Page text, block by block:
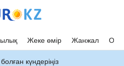
Жеке өмір Жанжал
күндеріңіз